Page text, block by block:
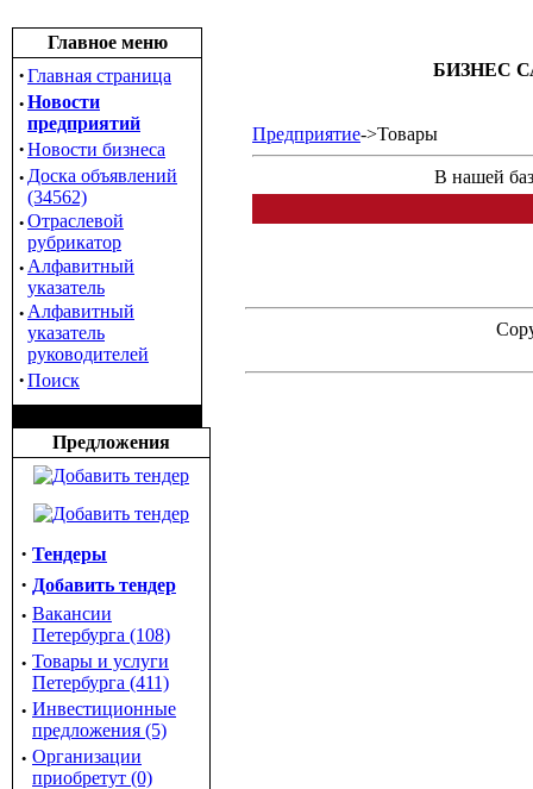
Главное меню
·Главная страница
·Новости
предприятий
·Новости бизнеса
· Доска объявлений
(34562)
·Отраслевой
рубрикатор
· Алфавитный
указатель
· Алфавитный
указатель
руководителей
·Поиск
Предложения
· Тендеры
· Добавить тендер
· Вакансии
Петербурга (108)
· Товары и услуги
Петербурга (411)
· Инвестиционные
предложения (5)
· Организации
приобретут (0)
БИЗНЕС
Предприятие->Товары
В нашей